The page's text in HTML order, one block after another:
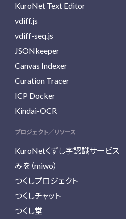
KuroNet Text Editor
vdiff.js
vdiff-seq.js
JSONkeeper
Canvas Indexer
Curation Tracer
ICP Docker
Kindai-OCR
プロジェクト／リソース
KuroNetくずし字認識サービス
みを（miwo）
つくしプロジェクト
つくしチャット
つくし堂